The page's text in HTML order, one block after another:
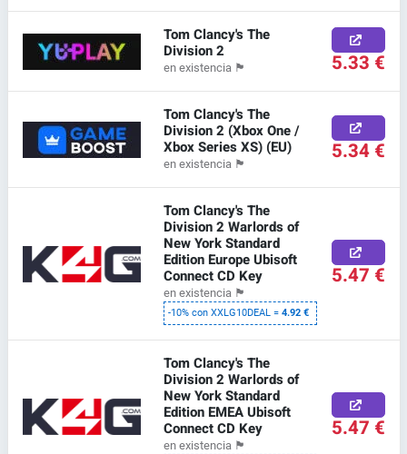
Tom Clancy's The
Division 2
en existencia 🏴 5.33 €
Tom Clancy's The
Division 2 (Xbox One /
Xbox Series XS) (EU)
en existencia 🏴 5.34 €
Tom Clancy's The
Division 2 Warlords of
New York Standard
Edition Europe Ubisoft
Connect CD Key
en existencia 🏴
-10% con XXLG10DEAL =4.92 €
5.47 €
Tom Clancy's The
Division 2 Warlords of
New York Standard
Edition EMEA Ubisoft
Connect CD Key
en existencia 🏴
5.47 €